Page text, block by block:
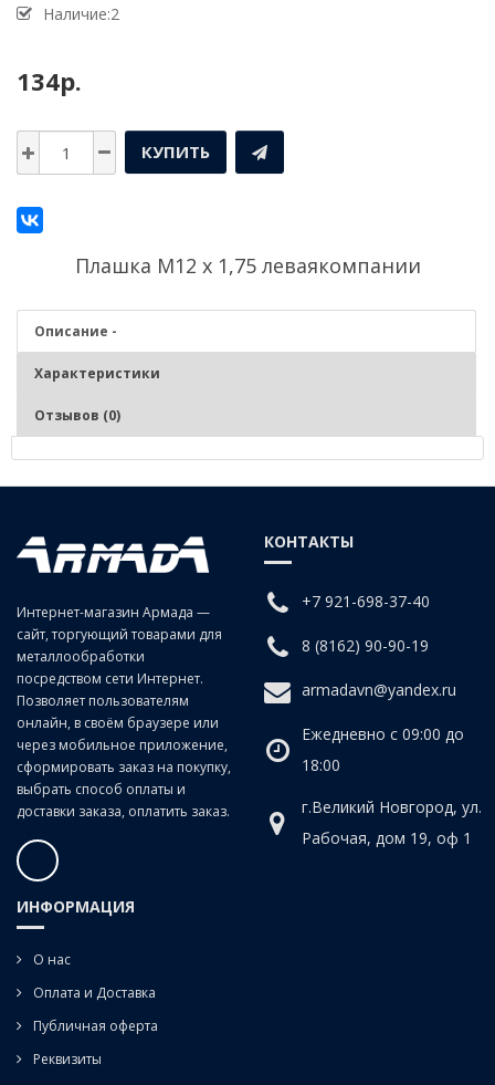
Наличие:2
134р.
КУПИТЬ
Плашка М12 х 1,75 леваякомпании
Описание -
Характеристики
Отзывов (0)
Нарезание и калибрование наружной метрической резьбы на
заготовках из сталей средней и низкой твердости, цветных сплавов,
изготавливаемых в объемах серий. Фиксация – ручные и
машинные плашкодержатели, также токарные патроны
Интернет-магазин Армада —
сайт, торгующий товарами для
металлообработки
посредством сети Интернет.
Позволяет пользователям
онлайн, в своём браузере или
через мобильное приложение,
сформировать заказ на покупку,
выбрать способ оплаты и
доставки заказа, оплатить заказ.
КОНТАКТЫ
+7 921-698-37-40
8 (8162) 90-90-19
armadavn@yandex.ru
Ежедневно с 09:00 до
18:00
г.Великий Новгород, ул.
Рабочая, дом 19, оф 1
ИНФОРМАЦИЯ
О нас
Оплата и Доставка
Публичная оферта
Реквизиты